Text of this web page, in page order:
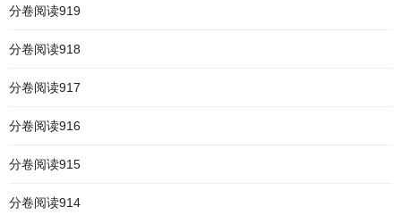
分卷阅读919
分卷阅读918
分卷阅读917
分卷阅读916
分卷阅读915
分卷阅读914